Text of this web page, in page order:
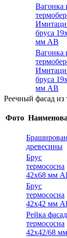
Вагонка
бруса
мм АВ
Вагонка
бруса
мм АВ
Реечный фасад
Фото
древесины
Брус
термососна
42х68 мм
Брус
термососна
42х42 мм
Рейка
термососна
42х42/68